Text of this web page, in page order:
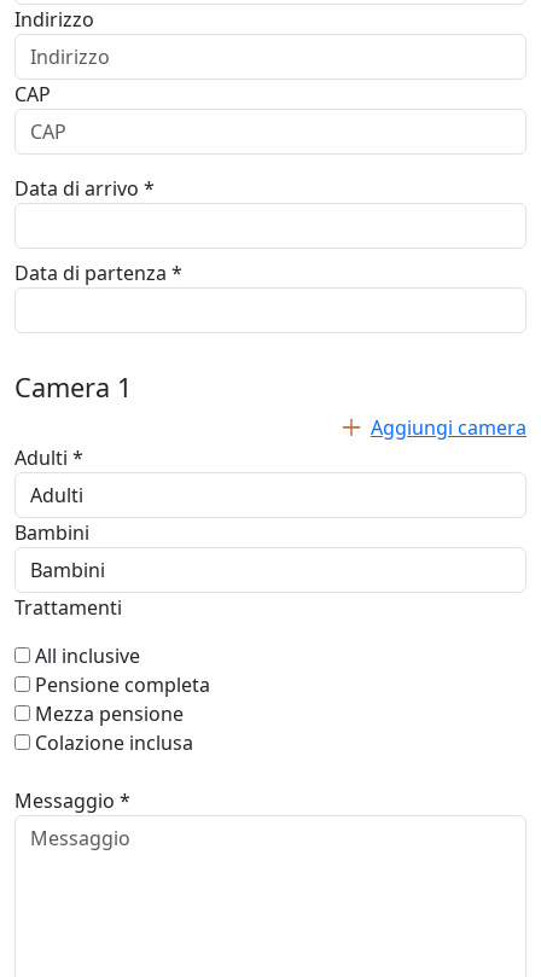
Indirizzo
CAP
Data di arrivo *
Data di partenza *
Camera 1
Aggiungi camera
Adulti *
Bambini
Trattamenti
All inclusive
Pensione completa
Mezza pensione
Colazione inclusa
Messaggio *